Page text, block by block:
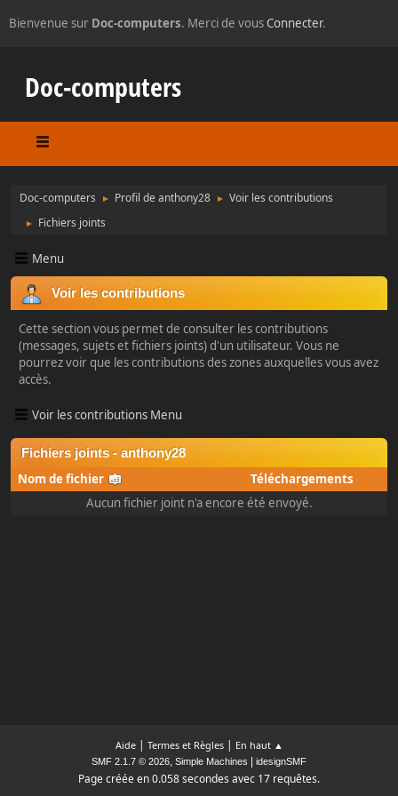
Bienvenue sur Doc-computers. Merci de vousConnecter.
Doc-computers
Doc-computers ► Profil de anthony28 ► Voir les contributions
► Fichiers joints
Menu
Voir les contributions
Cette section vous permet de consulter les contributions
(messages, sujets et fichiers joints) d'un utilisateur. Vous ne
pourrez voir que les contributions des zones auxquelles vous avez
accès.
Voir les contributions Menu
Fichiers joints - anthony28
Nom de fichier
Téléchargements
Aucun fichier joint n'a encore été envoyé.
Aide| Termes et Règles| En haut ▲
SMF 2.1.7 © 2026, Simple Machines idesignSMF
Page créée en 0.058 secondes avec 17 requêtes.